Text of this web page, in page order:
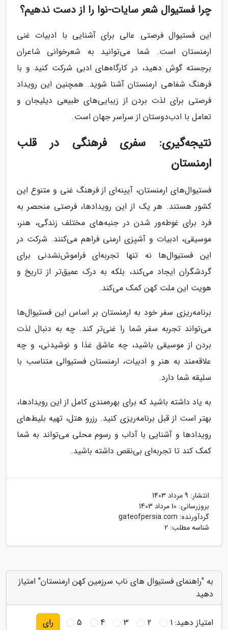
چرا فستیوال شعر سایات-نوا را از دست ندهیم؟
این فستیوال فرصتی عالی برای آشنایی با ادبیات غنی
ارمنستان است. شما می‌توانید به شعرخوانی شاعران
برجسته گوش دهید، در کارگاه‌های ادبی شرکت کنید و با
فرهنگ شفاهی ارمنستان آشنا شوید. همچنین این رویداد
فرصتی برای لذت بردن از زیبایی‌های طبیعی دیلیجان و
تعامل با ادب‌دوستان از سراسر جهان است.
نتیجه‌گیری: سفری فرهنگی در قلب
ارمنستان
فستیوال‌های ارمنستان، آیینه‌ای از فرهنگ غنی و متنوع این
کشور هستند. هر یک از این رویدادها، فرصتی منحصر به
فرد برای غوطه‌ور شدن در جنبه‌های مختلف زندگی، هنر،
موسیقی، ادبیات و آشپزی ارمنی فراهم می‌کنند. شرکت در
این فستیوال‌ها نه تنها تجربه‌ای فراموش‌نشدنی برای
گردشگران ایجاد می‌کند، بلکه به درک عمیق‌تر از تاریخ و
هویت این ملت کهن کمک می‌کند.
برنامه‌ریزی سفر خود به ارمنستان بر اساس این فستیوال‌ها
می‌تواند تجربه سفر شما را غنی‌تر کند. چه به دنبال لذت
بردن از موسیقی باشید، چه عاشق غذا و نوشیدنی، و چه
علاقه‌مند به هنر و ادبیات، ارمنستان فستیوالی متناسب با
سلیقه شما دارد.
به یاد داشته باشید که برای بهره‌مندی کامل از این رویدادها،
بهتر است از قبل برنامه‌ریزی کنید. رزرو هتل، تهیه بلیط‌های
رویدادها و آشنایی با آداب و رسوم محلی می‌تواند به شما
کمک کند تا تجربه‌ای بی‌نقص داشته باشید.
انتشار: 9 مرداد 1403
بروزرسانی: 10 مرداد 1403
گردآورنده: gateofpersia.com
شناسه مطلب: 2
به "راهنمای فستیوال های ناب سرزمین کهن ارمنستان" امتیاز
دهید
امتیاز دهید:1
2
3
4
5 رای